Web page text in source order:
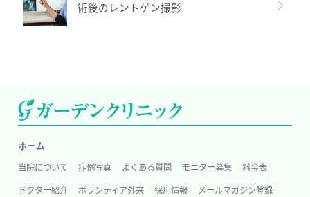
術後のレントゲン撮影
ホーム
当院について 症例写真 よくある質問 モニター募集
料金表
ドクター紹介
ボランティア外来 採用情報
メールマガジン登録